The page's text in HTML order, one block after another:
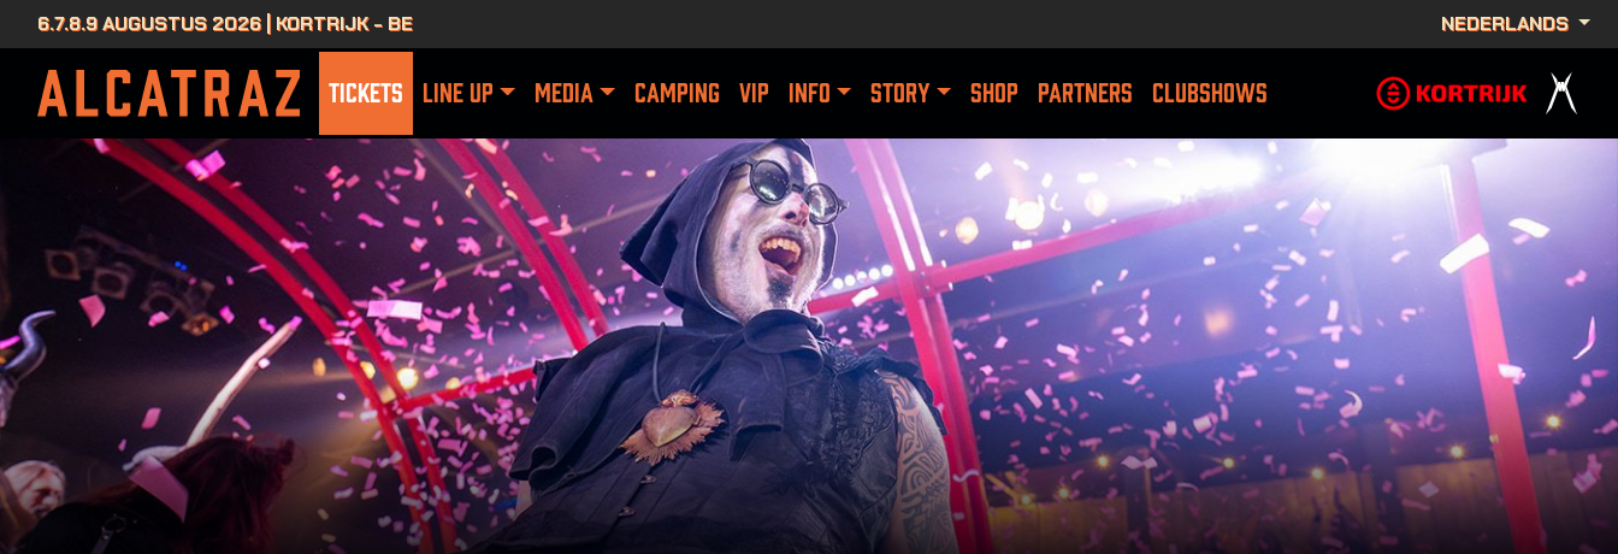
6.7.8.9 AUGUSTUS 2026 | KORTRIJK - BE NEDERLANDS
TICKETS LINE UP MEDIA CAMPING VIP INFO STORY SHOP PARTNERS CLUBSHOWS